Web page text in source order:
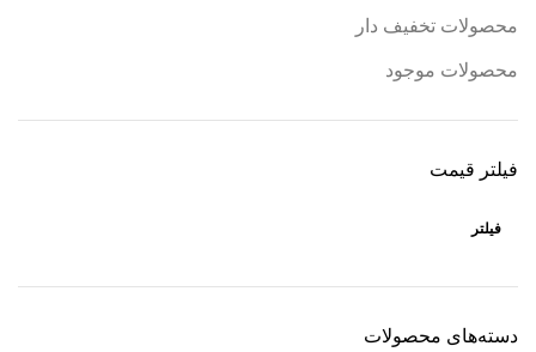
محصولات تخفیف دار
محصولات موجود
فیلتر قیمت
فیلتر
دسته‌های محصولات